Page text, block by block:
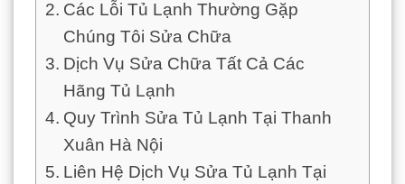
Các Lỗi Tủ Lạnh Thường Gặp
Chúng Tôi Sửa Chữa
Dịch Vụ Sửa Chữa Tất Cả Các
Hãng Tủ Lạnh
Quy Trình Sửa Tủ Lạnh Tại Thanh
Xuân Hà Nội
Liên Hệ Dịch Vụ Sửa Tủ Lạnh Tại